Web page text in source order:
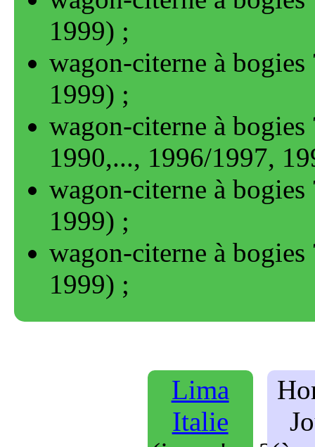
1999)
wagon-citerne à
1999)
wagon-citerne à
1990,..., 1996/1997,
wagon-citerne à
1999)
wagon-citerne à
1999)